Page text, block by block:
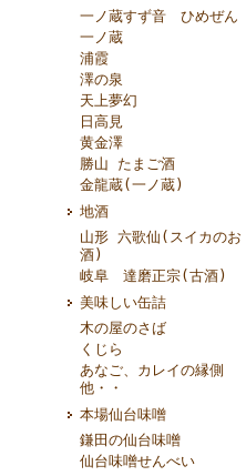
一ノ蔵すず音 ひめぜん
一ノ蔵
浦霞
澤の泉
天上夢幻
日高見
黄金澤
勝山 たまご酒
金龍蔵(一ノ蔵)
地酒
山形 六歌仙(スイカのお
酒)
岐阜 達磨正宗(古酒)
美味しい缶詰
木の屋のさば
くじら
あなご、カレイの縁側
他・・
本場仙台味噌
鎌田の仙台味噌
仙台味噌せんべい